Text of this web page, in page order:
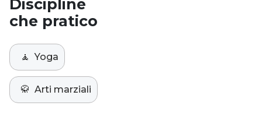
Discipline
che pratico
🧘 Yoga
🥋 Arti marziali